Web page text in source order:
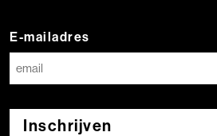
E-mailadres
Inschrijven